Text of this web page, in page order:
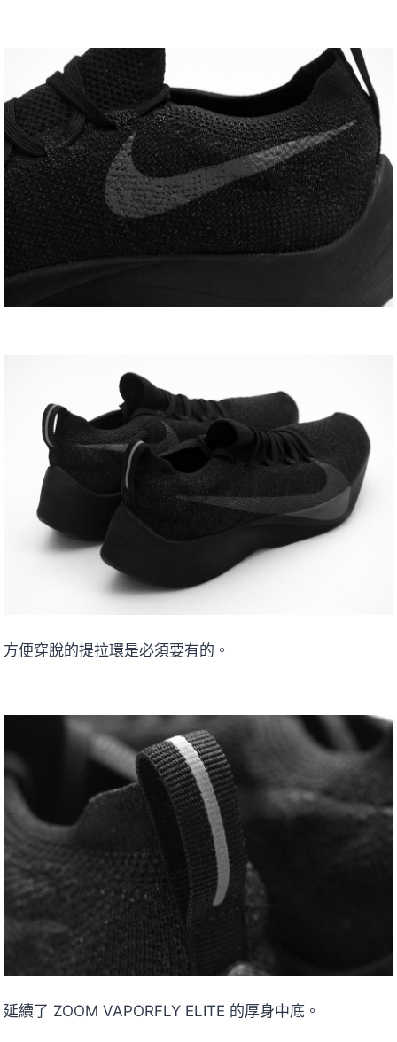
方便穿脫的提拉環是必須要有的。
延續了 ZOOM VAPORFLY ELITE 的厚身中底。